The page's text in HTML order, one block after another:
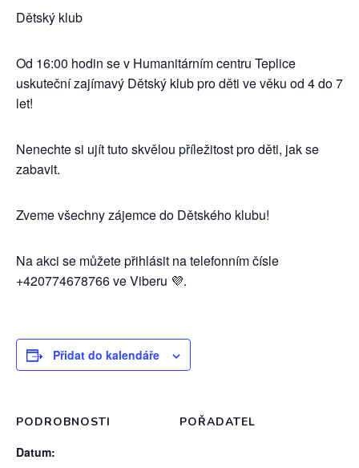
Dětský klub
Od 16:00 hodin se v Humanitárním centru Teplice
uskuteční zajímavý Dětský klub pro děti ve věku od 4 do 7
let!
Nenechte si ujít tuto skvělou příležitost pro děti, jak se
zabavit.
Zveme všechny zájemce do Dětského klubu!
Na akci se můžete přihlásit na telefonním čísle
+420774678766 ve Viberu 💜.
Přidat do kalendáře
PODROBNOSTI
Datum:
POŘADATEL